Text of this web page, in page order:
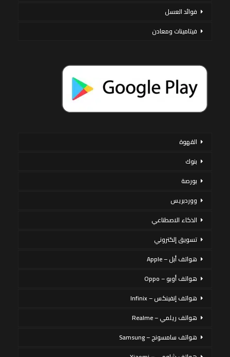
فوائد العسل
فيتامينات ومعادن
القهوة
بنوك
بورصة
ووردبريس
الذكاء الاصطناعي
تسويق إلكتروني
هواتف أبل – Apple
هواتف أوبو – Oppo
هواتف إنفينكس – Infinix
هواتف ريلمي – Realme
هواتف سامسونج – Samsung